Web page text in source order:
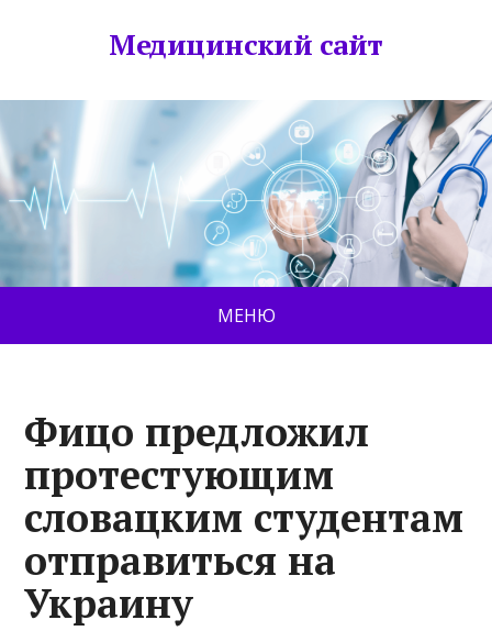
Медицинский сайт
МЕНЮ
Фицо предложил
протестующим
словацким студентам
отправиться на
Украину